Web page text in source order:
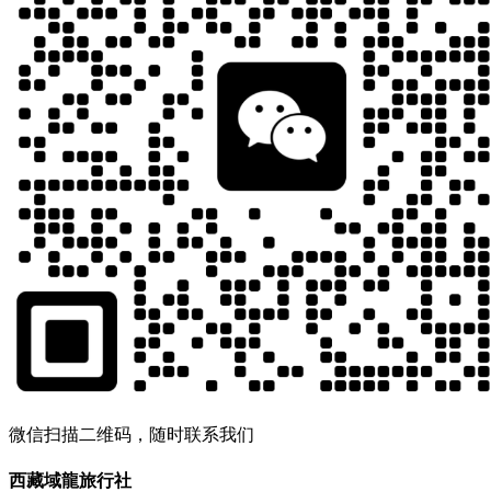
微信扫描二维码，随时联系我们
西藏域龍旅行社